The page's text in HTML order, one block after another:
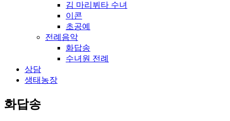
김 마리뷔타 수녀
이콘
초공예
전례음악
화답송
수녀원 전례
상담
생태농장
화답송